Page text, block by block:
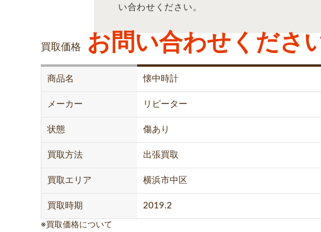
い合わせください。
買取価格 お問い合わせくださ
商品名 懐中時計
メーカー リピーター
状態 傷あり
買取方法 出張買取
買取エリア 横浜市中区
買取時期 2019.2
※買取価格について